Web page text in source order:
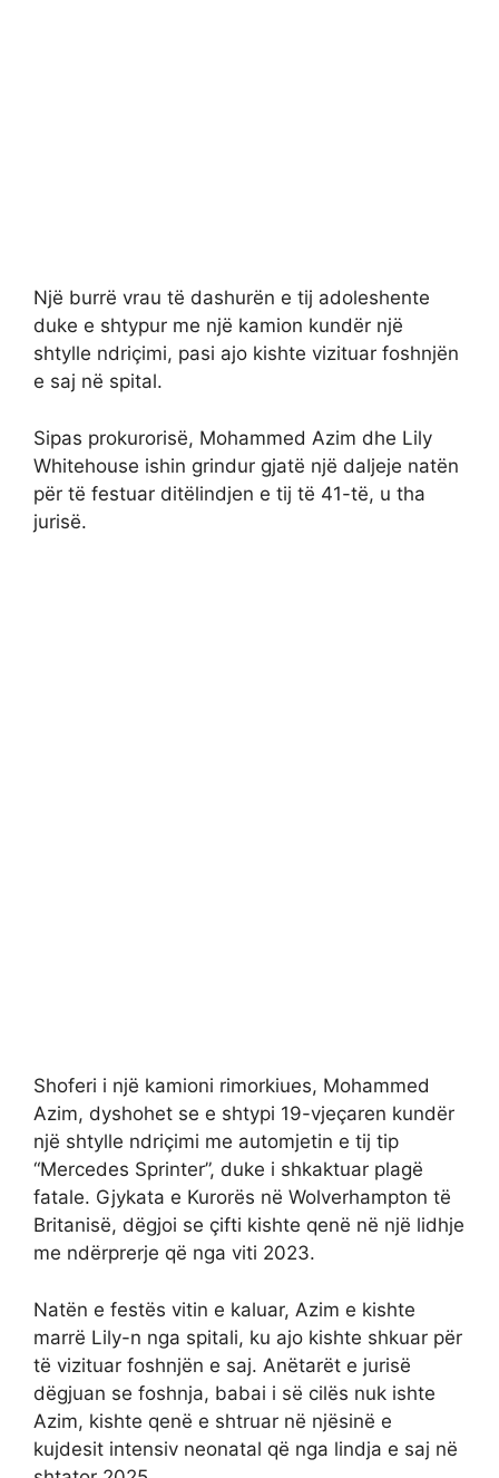
Një burrë vrau të dashurën e tij adoleshente
duke e shtypur me një kamion kundër një
shtylle ndriçimi, pasi ajo kishte vizituar foshnjën
e saj në spital.
Sipas prokurorisë, Mohammed Azim dhe Lily
Whitehouse ishin grindur gjatë një daljeje natën
për të festuar ditëlindjen e tij të 41-të, u tha
jurisë.
Shoferi i një kamioni rimorkiues, Mohammed
Azim, dyshohet se e shtypi 19-vjeçaren kundër
një shtylle ndriçimi me automjetin e tij tip
“Mercedes Sprinter”, duke i shkaktuar plagë
fatale. Gjykata e Kurorës në Wolverhampton të
Britanisë, dëgjoi se çifti kishte qenë në një lidhje
me ndërprerje që nga viti 2023.
Natën e festës vitin e kaluar, Azim e kishte
marrë Lily-n nga spitali, ku ajo kishte shkuar për
të vizituar foshnjën e saj. Anëtarët e jurisë
dëgjuan se foshnja, babai i së cilës nuk ishte
Azim, kishte qenë e shtruar në njësinë e
kujdesit intensiv neonatal që nga lindja e saj në